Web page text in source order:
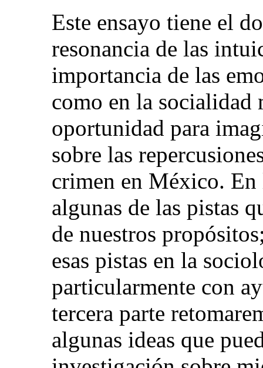
Este ensayo tiene el
resonancia de las
importancia de las
como en la socialidad
oportunidad para
sobre las
crimen en México. En
algunas de las pistas
de nuestros
esas pistas en la
particularmente con
tercera parte
algunas ideas que